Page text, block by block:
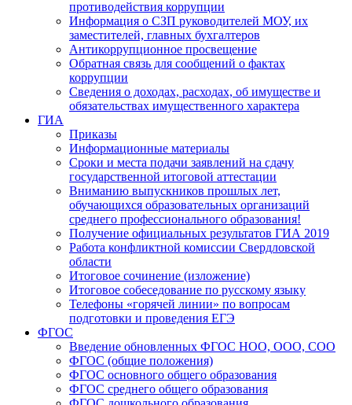
противодействия коррупции
Информация о СЗП руководителей МОУ, их
заместителей, главных бухгалтеров
Антикоррупционное просвещение
Обратная связь для сообщений о фактах
коррупции
Сведения о доходах, расходах, об имуществе и
обязательствах имущественного характера
ГИА
Приказы
Информационные материалы
Сроки и места подачи заявлений на сдачу
государственной итоговой аттестации
Вниманию выпускников прошлых лет,
обучающихся образовательных организаций
среднего профессионального образования!
Получение официальных результатов ГИА 2019
Работа конфликтной комиссии Свердловской
области
Итоговое сочинение (изложение)
Итоговое собеседование по русскому языку
Телефоны «горячей линии» по вопросам
подготовки и проведения ЕГЭ
ФГОС
Введение обновленных ФГОС НОО, ООО, СОО
ФГОС (общие положения)
ФГОС основного общего образования
ФГОС среднего общего образования